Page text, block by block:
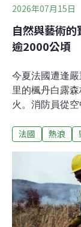
2026年07月15日
自然與藝術
逾2000公頃
今夏法國遭逢
里的楓丹白露
火。消防員從
復原。警方逮
慶，各地熱浪
紛取消煙火秀
火。楓丹白露森
林（protected
護區（
法國 熱浪